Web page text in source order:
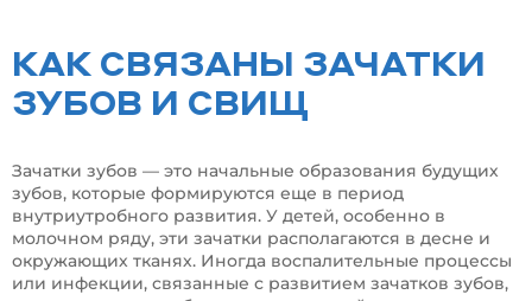
КАК СВЯЗАНЫ ЗАЧАТКИ
ЗУБОВ И СВИЩ
Зачатки зубов — это начальные образования будущих
зубов, которые формируются еще в период
внутриутробного развития. У детей, особенно в
молочном ряду, эти зачатки располагаются в десне и
окружающих тканях. Иногда воспалительные процессы
или инфекции, связанные с развитием зачатков зубов,